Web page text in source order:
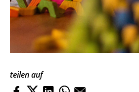
teilen auf